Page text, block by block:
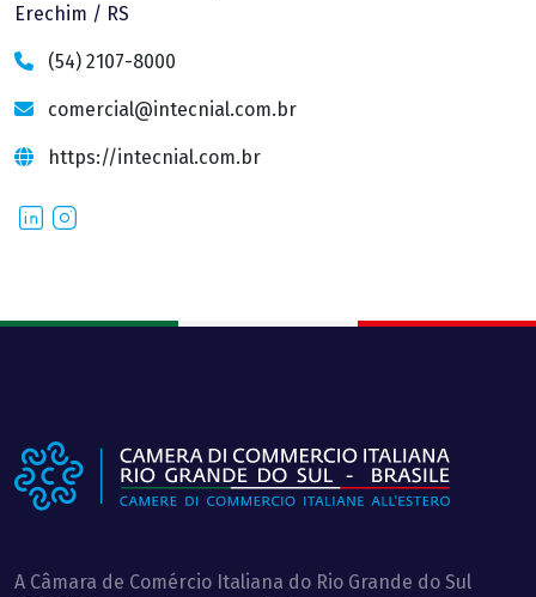
Erechim / RS
(54) 2107-8000
comercial@intecnial.com.br
https://intecnial.com.br
LinkedInInstagram
A Câmara de Comércio Italiana do Rio Grande do Sul